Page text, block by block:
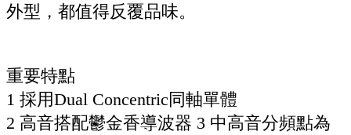
外型，都值得反覆品味。
重要特點
1 採用Dual Concentric同軸單體
2 高音搭配鬱金香導波器 3 中高音分頻點為